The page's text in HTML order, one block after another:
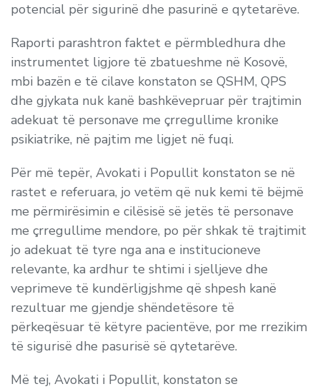
potencial për sigurinë dhe pasurinë e qytetarëve.
Raporti parashtron faktet e përmbledhura dhe
instrumentet ligjore të zbatueshme në Kosovë,
mbi bazën e të cilave konstaton se QSHM, QPS
dhe gjykata nuk kanë bashkëvepruar për trajtimin
adekuat të personave me çrregullime kronike
psikiatrike, në pajtim me ligjet në fuqi.
Për më tepër, Avokati i Popullit konstaton se në
rastet e referuara, jo vetëm që nuk kemi të bëjmë
me përmirësimin e cilësisë së jetës të personave
me çrregullime mendore, po për shkak të trajtimit
jo adekuat të tyre nga ana e institucioneve
relevante, ka ardhur te shtimi i sjelljeve dhe
veprimeve të kundërligjshme që shpesh kanë
rezultuar me gjendje shëndetësore të
përkeqësuar të këtyre pacientëve, por me rrezikim
të sigurisë dhe pasurisë së qytetarëve.
Më tej, Avokati i Popullit, konstaton se